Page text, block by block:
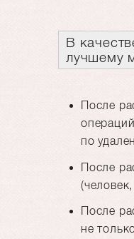
В
лучшему
После
по
После
После
не